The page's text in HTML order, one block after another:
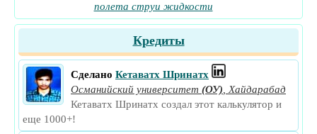
полета струи жидкости
Кредиты
Сделано Кетаватх Шринатх
Османийский университет (ОУ)
Хайдарабад
Кетаватх Шринатх создал этот калькулятор и
еще 1000+!